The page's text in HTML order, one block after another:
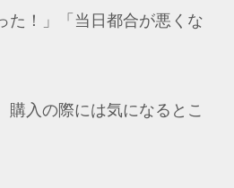
た！」「当日都合が悪くな
購入の際には気になるとこ